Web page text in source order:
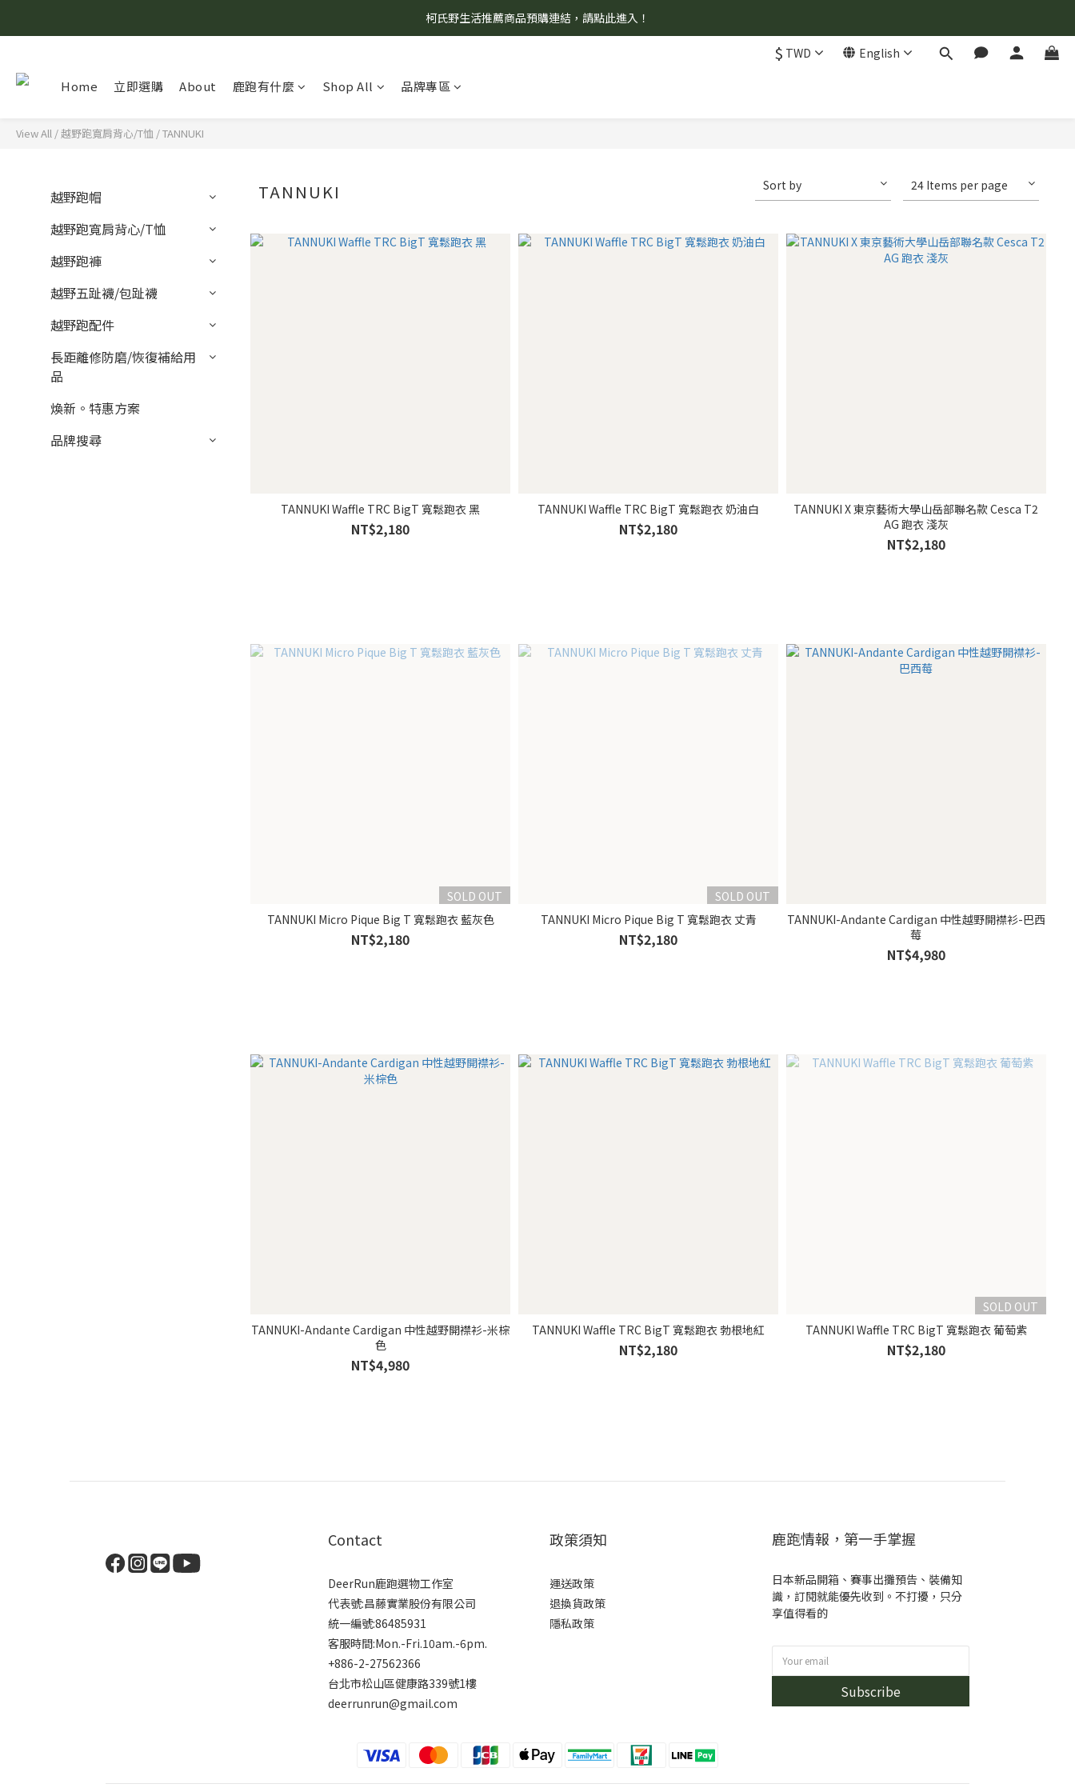
8/7 當天暫停開放工作室。請見諒！
柯氏野生活推薦商品預購連結，請點此進入！
$ TWD English
Home 立即選購 About 鹿跑有什麼 Shop All 品牌專區
View All /越野跑寬肩背心/T恤 /TANNUKI
越野跑帽
越野跑寬肩背心/T恤
越野跑褲
越野五趾襪/包趾襪
越野跑配件
長距離修防磨/恢復補給用
品
煥新。特惠方案
品牌搜尋
TANNUKI Sort by 24 Items per page
TANNUKI Waffle TRC BigT 寬鬆跑衣 黑
NT$2,180
TANNUKI Waffle TRC BigT 寬鬆跑衣 奶油白
NT$2,180
TANNUKI X 東京藝術大學山岳部聯名款 Cesca T2
AG 跑衣 淺灰
NT$2,180
SOLD OUT
TANNUKI Micro Pique Big T 寬鬆跑衣 藍灰色
NT$2,180
SOLD OUT
TANNUKI Micro Pique Big T 寬鬆跑衣 丈青
NT$2,180
TANNUKI-Andante Cardigan 中性越野開襟衫-巴西
莓
NT$4,980
TANNUKI-Andante Cardigan 中性越野開襟衫-米棕
色
NT$4,980
TANNUKI Waffle TRC BigT 寬鬆跑衣 勃根地紅
NT$2,180
SOLD OUT
TANNUKI Waffle TRC BigT 寬鬆跑衣 葡萄紫
NT$2,180
Contact
DeerRun鹿跑選物工作室
代表號:昌藤實業股份有限公司
統一編號:86485931
客服時間:Mon.-Fri.10am.-6pm.
+886-2-27562366
台北市松山區健康路339號1樓
deerrunrun@gmail.com
政策須知
運送政策
退換貨政策
隱私政策
鹿跑情報，第一手掌握
日本新品開箱、賽事出攤預告、裝備知
識，訂閱就能優先收到。不打擾，只分
享值得看的
Subscribe